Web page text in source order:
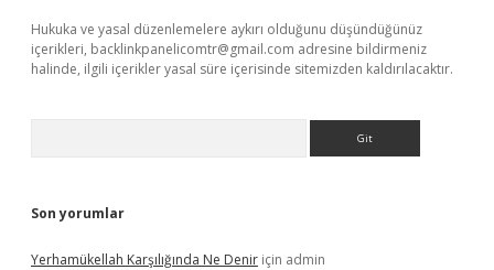
Hukuka ve yasal düzenlemelere aykırı olduğunu düşündüğünüz
içerikleri, backlinkpanelicomtr@gmail.com adresine bildirmeniz
halinde, ilgili içerikler yasal süre içerisinde sitemizden kaldırılacaktır.
Son yorumlar
Yerhamükellah Karşılığında Ne Denir için admin